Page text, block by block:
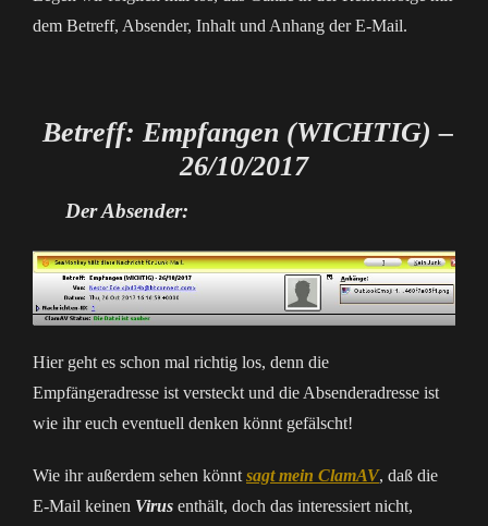
dem Betreff, Absender, Inhalt und Anhang der E-Mail.
Betreff: Empfangen (WICHTIG) –
26/10/2017
Der Absender:
Hier geht es schon mal richtig los, denn die
Empfängeradresse ist versteckt und die Absenderadresse ist
wie ihr euch eventuell denken könnt gefälscht!
Wie ihr außerdem sehen könnt sagt mein ClamAV, daß die
E-Mail keinen Virus enthält, doch das interessiert nicht,